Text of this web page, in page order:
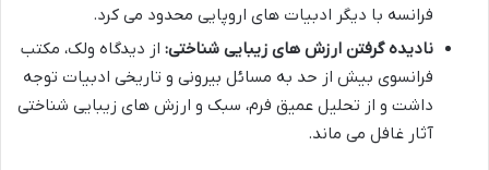
فرانسه با دیگر ادبیات های اروپایی محدود می کرد.
نادیده گرفتن ارزش های زیبایی شناختی: از دیدگاه ولک، مکتب
فرانسوی بیش از حد به مسائل بیرونی و تاریخی ادبیات توجه
داشت و از تحلیل عمیق فرم، سبک و ارزش های زیبایی شناختی
آثار غافل می ماند.